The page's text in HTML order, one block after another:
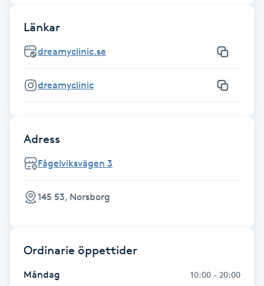
Face framing
Faceliftmassage
Fet hårbotten
Fettreducering
Fotsvamp
Länkar
dreamyclinic.se
dreamyclinic
Adress
Fågelviksvägen 3
145 53, Norsborg
Ordinarie öppettider
Måndag 10:00 - 20:00